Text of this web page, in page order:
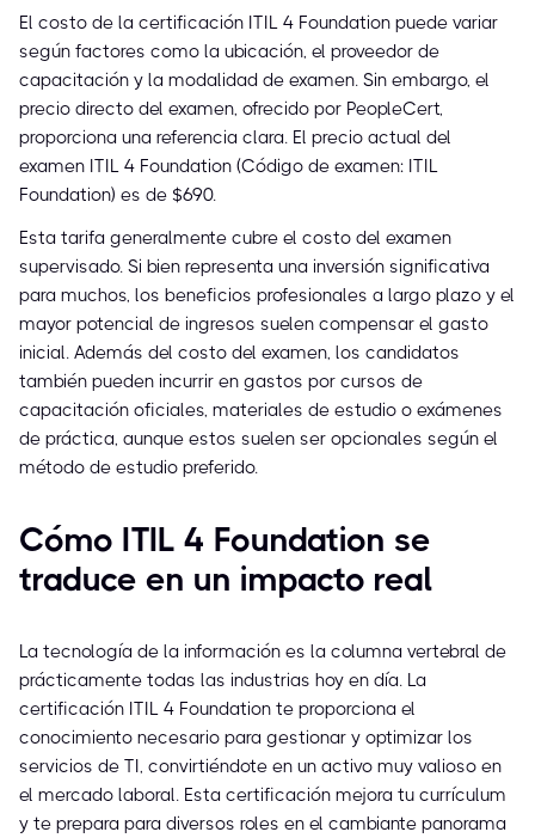
El costo de la certificación ITIL 4 Foundation puede variar
según factores como la ubicación, el proveedor de
capacitación y la modalidad de examen. Sin embargo, el
precio directo del examen, ofrecido por PeopleCert,
proporciona una referencia clara. El precio actual del
examen ITIL 4 Foundation (Código de examen: ITIL
Foundation) es de $690.
Esta tarifa generalmente cubre el costo del examen
supervisado. Si bien representa una inversión significativa
para muchos, los beneficios profesionales a largo plazo y el
mayor potencial de ingresos suelen compensar el gasto
inicial. Además del costo del examen, los candidatos
también pueden incurrir en gastos por cursos de
capacitación oficiales, materiales de estudio o exámenes
de práctica, aunque estos suelen ser opcionales según el
método de estudio preferido.
Cómo ITIL 4 Foundation se
traduce en un impacto real
La tecnología de la información es la columna vertebral de
prácticamente todas las industrias hoy en día. La
certificación ITIL 4 Foundation te proporciona el
conocimiento necesario para gestionar y optimizar los
servicios de TI, convirtiéndote en un activo muy valioso en
el mercado laboral. Esta certificación mejora tu currículum
y te prepara para diversos roles en el cambiante panorama